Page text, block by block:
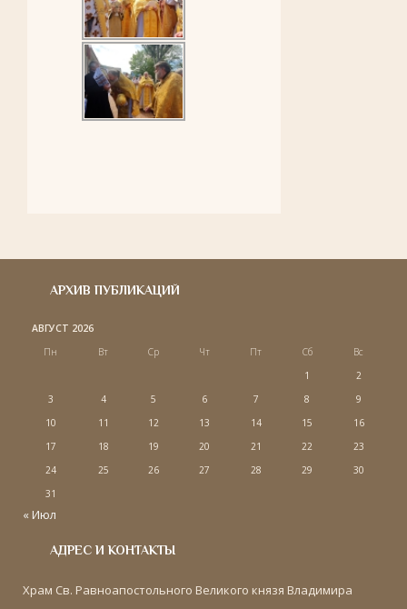
АРХИВ ПУБЛИКАЦИЙ
АВГУСТ 2026
Пн
Вт Ср Чт Пт Сб
Вс
1
2
3
4 5 6 7 8
9
10
11 12 13 14 15
16
17
18 19 20 21 22
23
24
25 26 27 28 29
30
31
« Июл
АДРЕС И КОНТАКТЫ
Храм Св. Равноапостольного Великого князя Владимира